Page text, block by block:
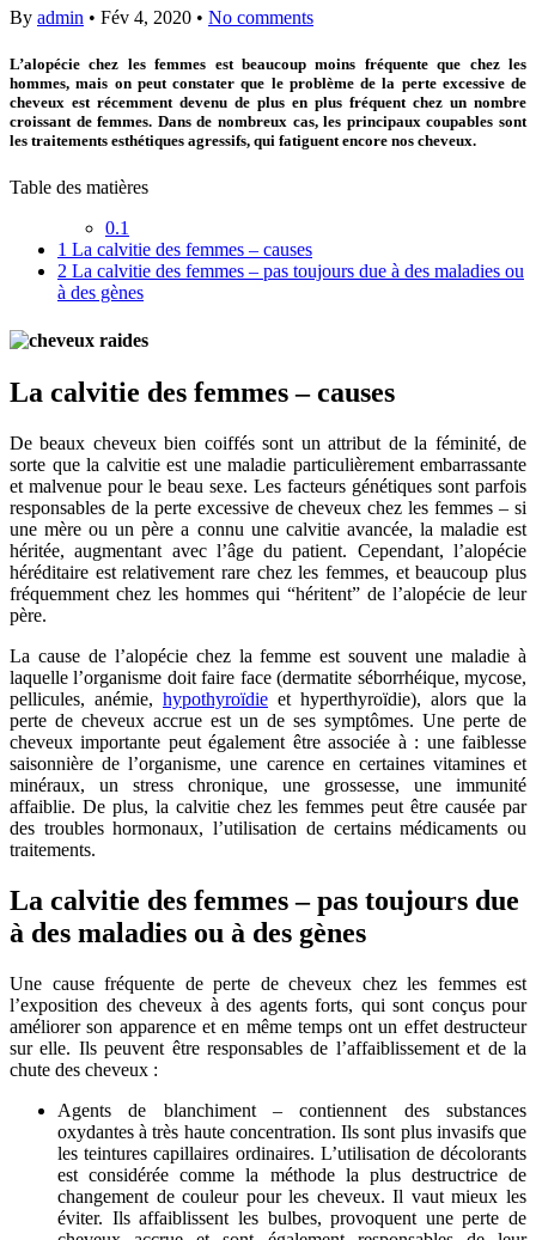
By admin • Fév 4, 2020 • No comments
L’alopécie chez les femmes est beaucoup moins fréquente que chez les
hommes, mais on peut constater que le problème de la perte excessive de
cheveux est récemment devenu de plus en plus fréquent chez un nombre
croissant de femmes. Dans de nombreux cas, les principaux coupables sont
les traitements esthétiques agressifs, qui fatiguent encore nos cheveux.
Table des matières
0.1
1 La calvitie des femmes – causes
2 La calvitie des femmes – pas toujours due à des maladies ou
à des gènes
La calvitie des femmes – causes
De beaux cheveux bien coiffés sont un attribut de la féminité, de
sorte que la calvitie est une maladie particulièrement embarrassante
et malvenue pour le beau sexe. Les facteurs génétiques sont parfois
responsables de la perte excessive de cheveux chez les femmes – si
une mère ou un père a connu une calvitie avancée, la maladie est
héritée, augmentant avec l’âge du patient. Cependant, l’alopécie
héréditaire est relativement rare chez les femmes, et beaucoup plus
fréquemment chez les hommes qui “héritent” de l’alopécie de leur
père.
La cause de l’alopécie chez la femme est souvent une maladie à
laquelle l’organisme doit faire face (dermatite séborrhéique, mycose,
pellicules, anémie, hypothyroïdie et hyperthyroïdie), alors que la
perte de cheveux accrue est un de ses symptômes. Une perte de
cheveux importante peut également être associée à : une faiblesse
saisonnière de l’organisme, une carence en certaines vitamines et
minéraux, un stress chronique, une grossesse, une immunité
affaiblie. De plus, la calvitie chez les femmes peut être causée par
des troubles hormonaux, l’utilisation de certains médicaments ou
traitements.
La calvitie des femmes – pas toujours due
à des maladies ou à des gènes
Une cause fréquente de perte de cheveux chez les femmes est
l’exposition des cheveux à des agents forts, qui sont conçus pour
améliorer son apparence et en même temps ont un effet destructeur
sur elle. Ils peuvent être responsables de l’affaiblissement et de la
chute des cheveux :
Agents de blanchiment – contiennent des substances
oxydantes à très haute concentration. Ils sont plus invasifs que
les teintures capillaires ordinaires. L’utilisation de décolorants
est considérée comme la méthode la plus destructrice de
changement de couleur pour les cheveux. Il vaut mieux les
éviter. Ils affaiblissent les bulbes, provoquent une perte de